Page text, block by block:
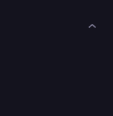
un leurre.